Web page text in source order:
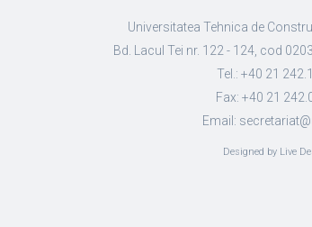
Universitatea Tehnica de
Bd. Lacul Tei nr. 122 - 124, cod
Tel.: +40 21
Fax: +40 21
Email:
Designed by Live